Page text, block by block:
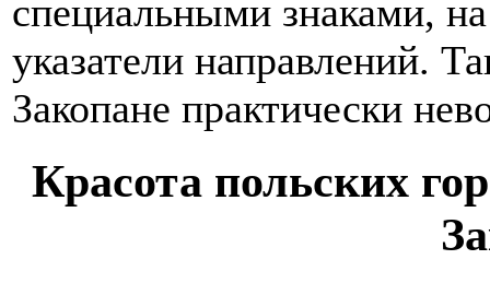
специальными знаками,
указатели направлений.
Закопане практически
Красота польских